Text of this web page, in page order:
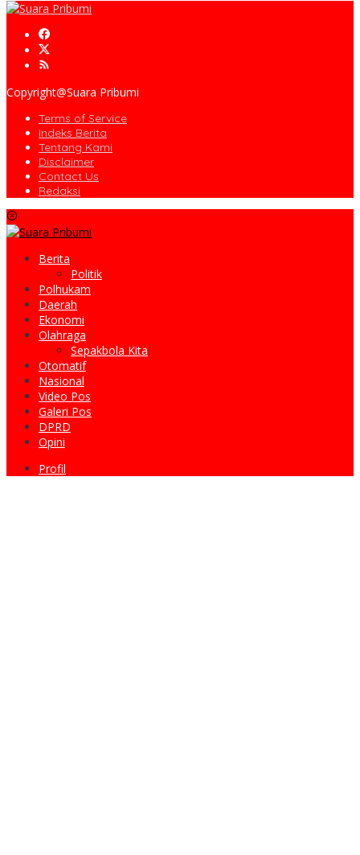
Copyright@Suara Pribumi
Terms of Service
Indeks Berita
Tentang Kami
Disclaimer
Contact Us
Redaksi
Berita
Politik
Polhukam
Daerah
Ekonomi
Olahraga
Sepakbola Kita
Otomatif
Nasional
Video Pos
Galeri Pos
DPRD
Opini
Profil